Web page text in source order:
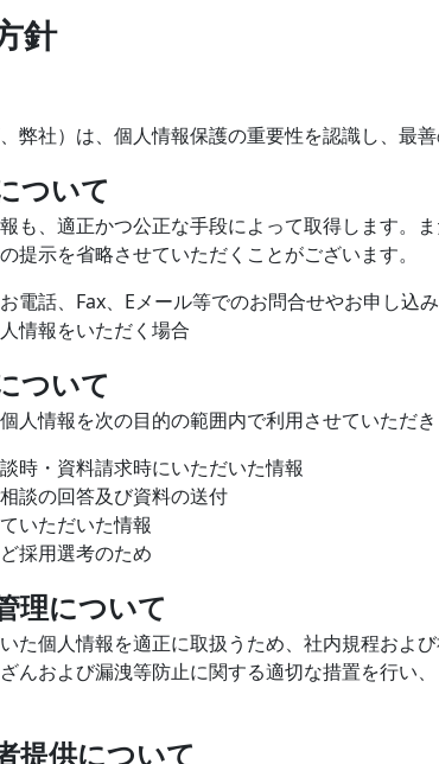
針
弊社）は、個人情報保護の重要性を認識し、最
ついて
も、適正かつ公正な手段によって取得します。
提示を省略させていただくことがございます。
電話、Fax、Eメール等でのお問合せやお申し込
情報をいただく場合
ついて
人情報を次の目的の範囲内で利用させていただ
時・資料請求時にいただいた情報
談の回答及び資料の送付
いただいた情報
採用選考のため
理について
た個人情報を適正に取扱うため、社内規程およ
んおよび漏洩等防止に関する適切な措置を行い
提供について